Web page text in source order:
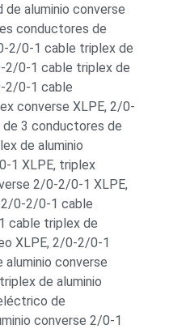
aluminio converse
conductores de
2/0-1 cable triplex de
2/0-1 cable triplex de
2/0-1 cable
converse XLPE, 2/0-
3 conductores de
de aluminio
1 XLPE, triplex
2/0-2/0-1 XLPE,
2/0-2/0-1 cable
cable triplex de
XLPE, 2/0-2/0-1
converse
de aluminio
de
converse 2/0-1